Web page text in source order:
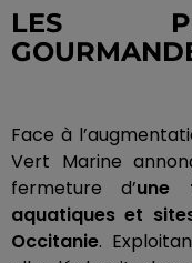
LES
Face à
Vert Marine
fermeture d’une
aquatiques et
Occitanie.